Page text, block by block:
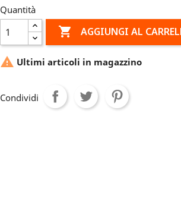
Quantità
 AGGIUNGI AL
 Ultimi articoli in magazzino
Condividi